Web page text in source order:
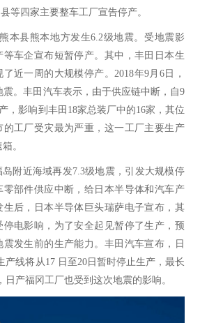
等四家主要整车工厂宣告停产。
本县熊本地方发生6.2级地震。受地震影
车企宣布短暂停产。其中，丰田日本生
近一周的大规模停产。2018年9月6日，
震。丰田汽车表示，由于供应链中断，自9
，影响到丰田18家总装厂中的16家，其位
工厂受灾最为严重，这一工厂主要生产
。
岛附近海域再发7.3级地震，引发大规模停
零部件供应中断，给日本半导体和汽车产
生后，日本半导体巨头瑞萨电子宣布，其
电影响，为了安全起见暂停了生产，预
发生前的生产能力。丰田汽车宣布，日
产线将从17 日至20日暂时停止生产，最长
日产福冈工厂也受到这次地震的影响。